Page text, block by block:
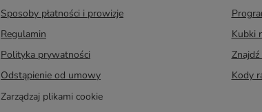
Sposoby płatności i prowizje
Regulamin
Polityka prywatności
Odstąpienie od umowy
Zarządzaj plikami cookie
Kubki
Kody